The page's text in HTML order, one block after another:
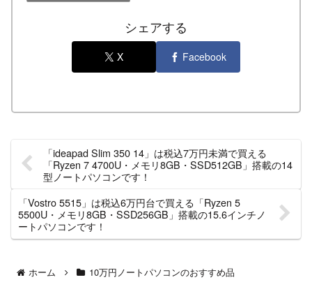
シェアする
X Facebook
「ideapad Slim 350 14」は税込7万円未満で買える
「Ryzen 7 4700U・メモリ8GB・SSD512GB」搭載の14
型ノートパソコンです！
「Vostro 5515」は税込6万円台で買える「Ryzen 5
5500U・メモリ8GB・SSD256GB」搭載の15.6インチノ
ートパソコンです！
ホーム 10万円ノートパソコンのおすすめ品